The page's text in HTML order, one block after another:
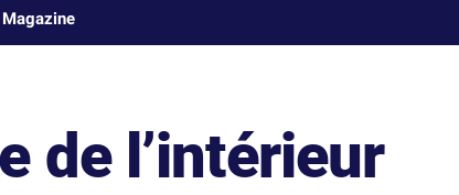
de l’intérieur